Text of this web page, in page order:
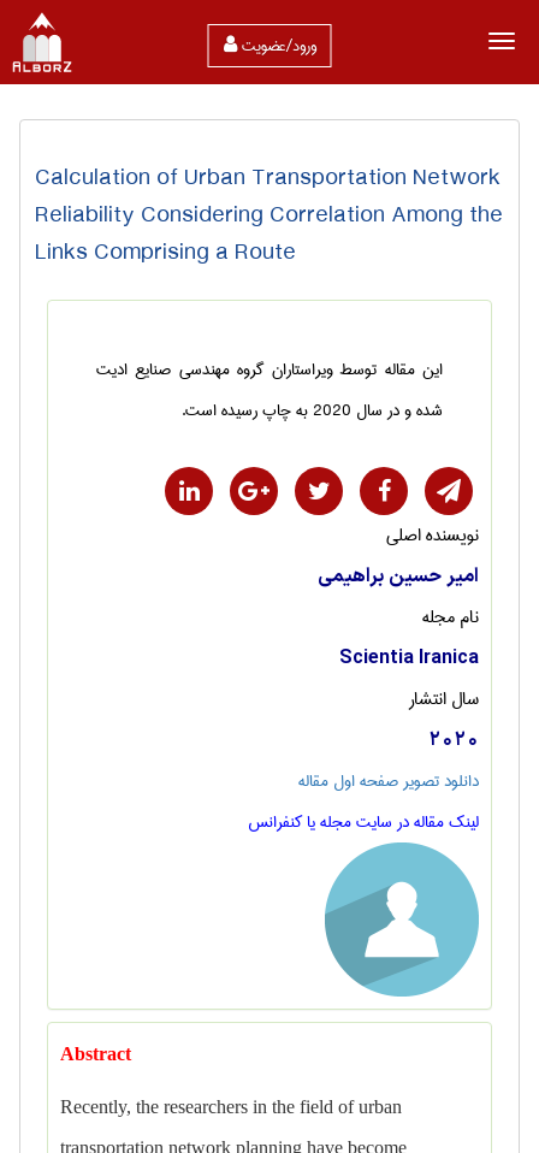
ورود/عضویت
Calculation of Urban Transportation Network
Reliability Considering Correlation Among the
Links Comprising a Route
این مقاله توسط ویراستاران گروه مهندسی صنایع ادیت
شده و در سال 2020 به چاپ رسیده است.
نویسنده اصلی
امیر حسین براهیمی
نام مجله
Scientia Iranica
سال انتشار
2020
دانلود تصویر صفحه اول مقاله
لینک مقاله در سایت مجله یا کنفرانس
Abstract
Recently, the researchers in the field of urban
transportation network planning have become